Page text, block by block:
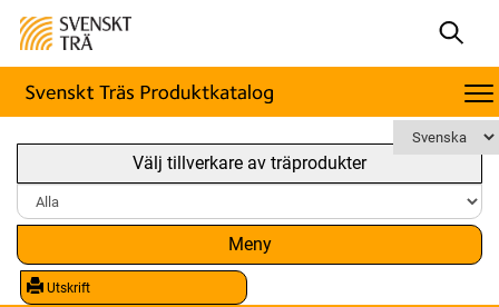
Välj tillverkare av träprodukter
Meny
Utskrift